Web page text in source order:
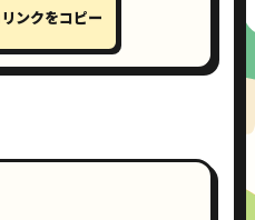
リンクをコピー